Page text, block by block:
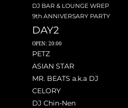
DJ BAR & LOUNGE WREP
9th ANNIVERSARY PARTY
DAY2
OPEN: 20:00
PETZ
ASIAN STAR
MR. BEATS a.k.a DJ
CELORY
DJ Chin-Nen